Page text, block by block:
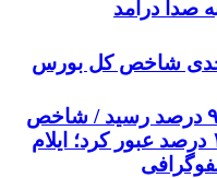
صدا درآمد
شاخص فلاکت کشور به ۹۶ درصد رسید / شاخص
فلاکت در ۱۹ استان از ۱۰۰ درصد عبور کرد؛ ایلام